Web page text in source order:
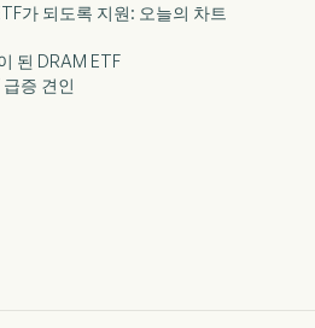
가 되도록 지원: 오늘의 차트
된 DRAM ETF
증 견인